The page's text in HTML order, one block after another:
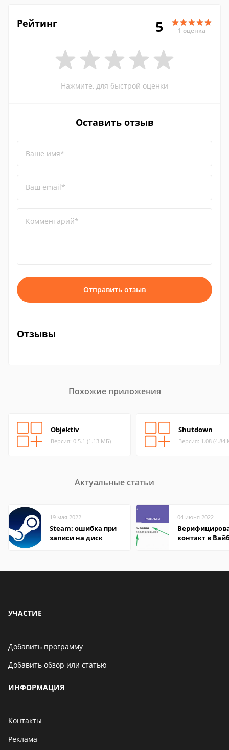
Рейтинг 5 1 оценка
Нажмите, для быстрой оценки
Оставить отзыв
Ваше имя*
Ваш email*
Комментарий*
Отправить отзыв
Отзывы
Похожие приложения
Objektiv
Версия: 0.5.1 (1.13 МБ)
Shutdown
Версия: 1.08 (4.84
Актуальные статьи
19 мая 2022
Steam: ошибка при
записи на диск
04 июня 2022
контакт в
УЧАСТИЕ
Добавить программу
Добавить обзор или статью
ИНФОРМАЦИЯ
Контакты
Реклама